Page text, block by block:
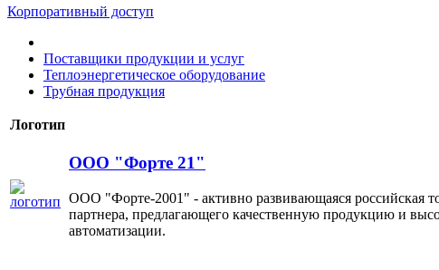
Корпоративный доступ
Поставщики продукции и услуг
Теплоэнергетическое оборудование
Трубная продукция
Логотип
ООО "Форте 21"
ООО "Форте-2001" - активно развивающаяся российская
партнера, предлагающего качественную продукцию и
автоматизации.